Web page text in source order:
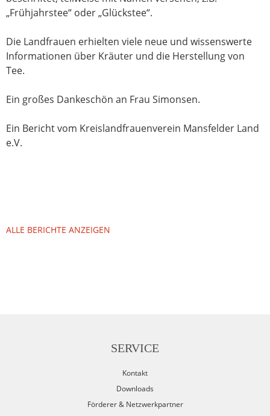
„Frühjahrstee“ oder „Glückstee“.
Die Landfrauen erhielten viele neue und wissenswerte
Informationen über Kräuter und die Herstellung von
Tee.
Ein großes Dankeschön an Frau Simonsen.
Ein Bericht vom Kreislandfrauenverein Mansfelder Land
e.V.
ALLE BERICHTE ANZEIGEN
SERVICE
Kontakt
Downloads
Förderer & Netzwerkpartner